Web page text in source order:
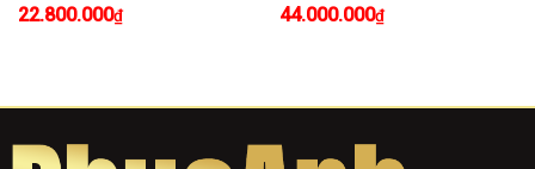
22.800.000₫ 44.000.000₫